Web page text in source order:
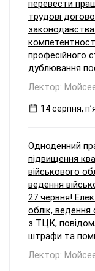
перевести
трудові
професійного
дублювання
Лектор:
14 серпня,
Одноденний
підвищення
військового
ведення
27 червня!
облік, ведення
з ТЦК,
штрафи та
Лектор: